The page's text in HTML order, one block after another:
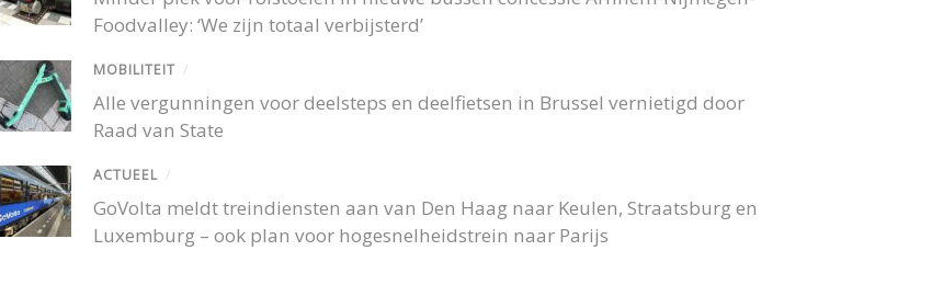
Foodvalley: ‘We zijn totaal verbijsterd’
MOBILITEIT /
Alle vergunningen voor deelsteps en deelfietsen in Brussel vernietigd door
Raad van State
ACTUEEL /
GoVolta meldt treindiensten aan van Den Haag naar Keulen, Straatsburg en
Luxemburg – ook plan voor hogesnelheidstrein naar Parijs